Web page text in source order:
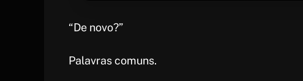
“De novo?”
Palavras comuns.